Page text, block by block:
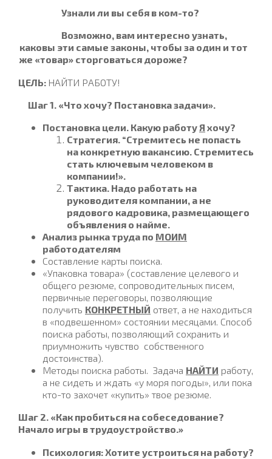
Узнали ли вы себя в ком-то?
Возможно, вам интересно узнать,
каковы эти самые законы, чтобы за один и тот
же «товар» сторговаться дороже?
ЦЕЛЬ: НАЙТИ РАБОТУ!
Шаг 1. «Что хочу? Постановка задачи».
Постановка цели. Какую работу Я хочу?
Стратегия. “Стремитесь не попасть
на конкретную вакансию. Стремитесь
стать ключевым человеком в
компании!».
Тактика. Надо работать на
руководителя компании, а не
рядового кадровика, размещающего
объявления о найме.
Анализ рынка труда по МОИМ
работодателям
Составление карты поиска.
«Упаковка товара» (составление целевого и
общего резюме, сопроводительных писем,
первичные переговоры, позволяющие
получить КОНКРЕТНЫЙ ответ, а не находиться
в «подвешенном» состоянии месяцами. Способ
поиска работы, позволяющий сохранить и
приумножить чувство собственного
достоинства).
Методы поиска работы. Задача НАЙТИ работу,
а не сидеть и ждать «у моря погоды», или пока
кто-то захочет «купить» твое резюме.
Шаг 2. «Как пробиться на собеседование?
Начало игры в трудоустройство.»
Психология: Хотите устроиться на работу?